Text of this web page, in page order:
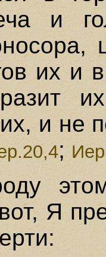
и
их и
и не
;
Я